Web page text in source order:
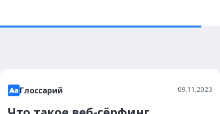
Глоссарий 09.11.2023